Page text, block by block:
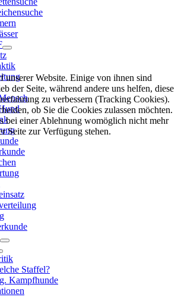
Staffel?
Kampfhunde
unserer Website. Einige von ihnen sind
der Seite, während andere uns helfen, diese
zu verbessern (Tracking Cookies).
ob Sie die Cookies zulassen möchten.
bei einer Ablehnung womöglich nicht mehr
Seite zur Verfügung stehen.